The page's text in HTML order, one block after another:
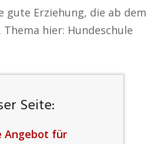
gute Erziehung, die ab dem
hier: Hundeschule
Seite:
Angebot für